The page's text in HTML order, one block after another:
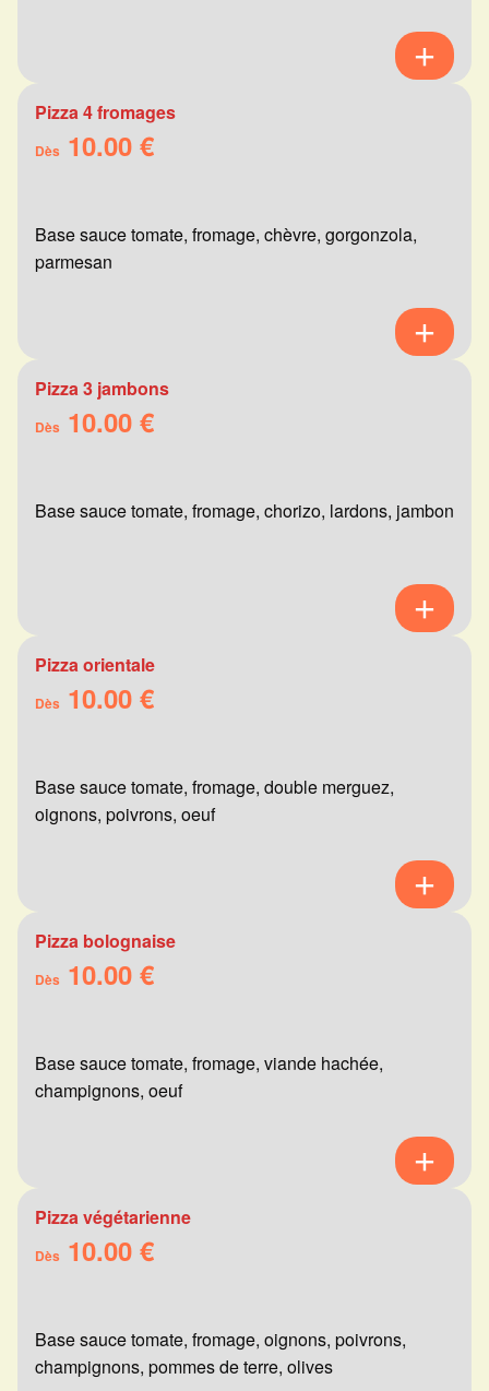
Pizza 4 fromages
Dès 10.00 €
Base sauce tomate, fromage, chèvre, gorgonzola,
parmesan
Pizza 3 jambons
Dès 10.00 €
Base sauce tomate, fromage, chorizo, lardons, jambon
Pizza orientale
Dès 10.00 €
Base sauce tomate, fromage, double merguez,
oignons, poivrons, oeuf
Pizza bolognaise
Dès 10.00 €
Base sauce tomate, fromage, viande hachée,
champignons, oeuf
Pizza végétarienne
Dès 10.00 €
Base sauce tomate, fromage, oignons, poivrons,
champignons, pommes de terre, olives